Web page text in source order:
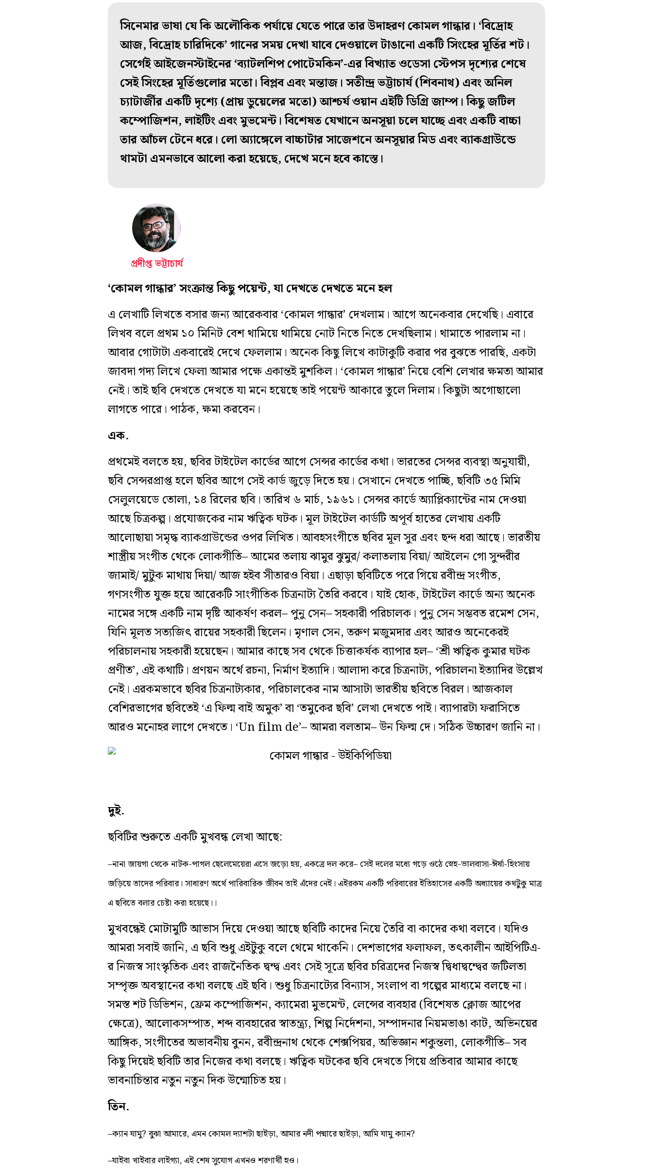
সিনেমার ভাষা যে কি অলৌকিক পর্যায়ে যেতে পারে তার উদাহরণ কোমল গান্ধার। ‘বিদ্রোহ
আজ, বিদ্রোহ চারিদিকে’ গানের সময় দেখা যাবে দেওয়ালে টাঙানো একটি সিংহের মূর্তির শট।
সের্গেই আইজেনস্টাইনের ‘ব্যাটলশিপ পোটেমকিন’-এর বিখ্যাত ওডেসা স্টেপস দৃশ্যের শেষে
সেই সিংহের মূর্তিগুলোর মতো। বিপ্লব এবং মন্তাজ। সতীন্দ্র ভট্টাচার্য (শিবনাথ) এবং অনিল
চ্যাটার্জীর একটি দৃশ্যে (প্রায় ডুয়েলের মতো) আশ্চর্য ওয়ান এইটি ডিগ্রি জাম্প। কিছু জটিল
কম্পোজিশন, লাইটিং এবং মুভমেন্ট। বিশেষত যেখানে অনসূয়া চলে যাচ্ছে এবং একটি বাচ্চা
তার আঁচল টেনে ধরে। লো অ্যাঙ্গেলে বাচ্চাটার সাজেশনে অনসূয়ার মিড এবং ব্যাকগ্রাউন্ডে
থামটা এমনভাবে আলো করা হয়েছে, দেখে মনে হবে কাস্তে।
প্রদীপ্ত ভট্টাচার্য
‘কোমল গান্ধার’ সংক্রান্ত কিছু পয়েন্ট, যা দেখতে দেখতে মনে হল
এ লেখাটি লিখতে বসার জন্য আরেকবার ‘কোমল গান্ধার’ দেখলাম। আগে অনেকবার দেখেছি। এবারে
লিখব বলে প্রথম ১০ মিনিট বেশ থামিয়ে থামিয়ে নোট নিতে নিতে দেখছিলাম। থামাতে পারলাম না।
আবার গোটাটা একবারেই দেখে ফেললাম। অনেক কিছু লিখে কাটাকুটি করার পর বুঝতে পারছি, একটা
জাবদা গদ্য লিখে ফেলা আমার পক্ষে একান্তই মুশকিল। ‘কোমল গান্ধার’ নিয়ে বেশি লেখার ক্ষমতা আমার
নেই। তাই ছবি দেখতে দেখতে যা মনে হয়েছে তাই পয়েন্ট আকারে তুলে দিলাম। কিছুটা অগোছালো
লাগতে পারে। পাঠক, ক্ষমা করবেন।
‌এক.
প্রথমেই বলতে হয়, ছবির টাইটেল কার্ডের আগে সেন্সর কার্ডের কথা। ভারতের সেন্সর ব্যবস্থা অনুযায়ী,
ছবি সেন্সরপ্রাপ্ত হলে ছবির আগে সেই কার্ড জুড়ে দিতে হয়। সেখানে দেখতে পাচ্ছি, ছবিটি ৩৫ মিমি
সেলুলয়েডে তোলা, ১৪ রিলের ছবি। তারিখ ৬ মার্চ, ১৯৬১। সেন্সর কার্ডে অ্যাপ্লিক্যান্টের নাম দেওয়া
আছে চিত্রকল্প। প্রযোজকের নাম ঋত্বিক ঘটক। মূল টাইটেল কার্ডটি অপূর্ব হাতের লেখায় একটি
আলোছায়া সমৃদ্ধ ব্যাকগ্রাউন্ডের ওপর লিখিত। আবহসংগীতে ছবির মূল সুর এবং ছন্দ ধরা আছে। ভারতীয়
শাস্ত্রীয় সংগীত থেকে লোকগীতি– আমের তলায় ঝামুর ঝুমুর/ কলাতলায় বিয়া/ আইলেন গো সুন্দরীর
জামাই/ মুটুক মাথায় দিয়া/ আজ হইব সীতারও বিয়া। এছাড়া ছবিটিতে পরে গিয়ে রবীন্দ্র সংগীত,
গণসংগীত যুক্ত হয়ে আরেকটি সাংগীতিক চিত্রনাট্য তৈরি করবে। যাই হোক, টাইটেল কার্ডে অন্য অনেক
নামের সঙ্গে একটি নাম দৃষ্টি আকর্ষণ করল– পুনু সেন– সহকারী পরিচালক। পুনু সেন সম্ভবত রমেশ সেন,
যিনি মূলত সত্যজিৎ রায়ের সহকারী ছিলেন। মৃণাল সেন, তরুণ মজুমদার এবং আরও অনেকেরই
পরিচালনায় সহকারী হয়েছেন। আমার কাছে সব থেকে চিত্তাকর্ষক ব্যাপার হল– ‘শ্রী ঋত্বিক কুমার ঘটক
প্রণীত’, এই কথাটি। প্রণয়ন অর্থে রচনা, নির্মাণ ইত্যাদি। আলাদা করে চিত্রনাট্য, পরিচালনা ইত্যাদির উল্লেখ
নেই। এরকমভাবে ছবির চিত্রনাট্যকার, পরিচালকের নাম আসাটা ভারতীয় ছবিতে বিরল। আজকাল
বেশিরভাগের ছবিতেই ‘এ ফিল্ম বাই অমুক’ বা ‘তমুকের ছবি’ লেখা দেখতে পাই। ব্যাপারটা ফরাসিতে
আরও মনোহর লাগে দেখতে। ‘Un film de’– আমরা বলতাম– উন ফিল্ম দে। সঠিক উচ্চারণ জানি না।
দুই.
ছবিটির শুরুতে একটি মুখবন্ধ লেখা আছে:
–নানা জায়গা থেকে নাটক-পাগল ছেলেমেয়েরা এসে জড়ো হয়, একত্রে দল করে– সেই দলের মধ্যে গড়ে ওঠে স্নেহ-ভালবাসা-ঈর্ষা-হিংসায়
জড়িয়ে তাদের পরিবার। সাধারণ অর্থে পারিবারিক জীবন তাই এঁদের নেই। এইরকম একটি পরিবারের ইতিহাসের একটি অধ্যায়ের কথটুকু মাত্র
এ ছবিতে বলার চেষ্টা করা হয়েছে।।
মুখবন্ধেই মোটামুটি আভাস দিয়ে দেওয়া আছে ছবিটি কাদের নিয়ে তৈরি বা কাদের কথা বলবে। যদিও
আমরা সবাই জানি, এ ছবি শুধু এইটুকু বলে থেমে থাকেনি। দেশভাগের ফলাফল, তৎকালীন আইপিটিএ-
র নিজস্ব সাংস্কৃতিক এবং রাজনৈতিক দ্বন্দ্ব এবং সেই সূত্রে ছবির চরিত্রদের নিজস্ব দ্বিধাদ্বন্দ্বের জটিলতা
সম্পৃক্ত অবস্থানের কথা বলছে এই ছবি। শুধু চিত্রনাট্যের বিন্যাস, সংলাপ বা গল্পের মাধ্যমে বলছে না।
সমস্ত শট ডিভিশন, ফ্রেম কম্পোজিশন, ক্যামেরা মুভমেন্ট, লেন্সের ব্যবহার (বিশেষত ক্লোজ আপের
ক্ষেত্রে), আলোকসম্পাত, শব্দ ব্যবহারের স্বাতন্ত্র্য, শিল্প নির্দেশনা, সম্পাদনার নিয়মভাঙা কাট, অভিনয়ের
আঙ্গিক, সংগীতের অভাবনীয় বুনন, রবীন্দ্রনাথ থেকে শেক্সপিয়র, অভিজ্ঞান শকুন্তলা, লোকগীতি– সব
কিছু দিয়েই ছবিটি তার নিজের কথা বলছে। ঋত্বিক ঘটকের ছবি দেখতে গিয়ে প্রতিবার আমার কাছে
ভাবনাচিন্তার নতুন নতুন দিক উন্মোচিত হয়।
তিন.
–ক্যান যামু? বুঝা আমারে, এমন কোমল দ্যাশটা ছাইড়া, আমার নদী পদ্মারে ছাইড়া, আমি যামু ক্যান?
–যাইবা খাইবার লাইগ্যা, এই শেষ সুযোগ এখনও শরণার্থী হও।